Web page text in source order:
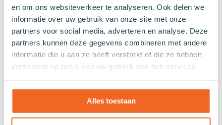
en om ons websiteverkeer te analyseren. Ook delen we
informatie over uw gebruik van onze site met onze
partners voor social media, adverteren en analyse. Deze
partners kunnen deze gegevens combineren met andere
informatie die u aan ze heeft verstrekt of die ze hebben
verzameld op basis van uw gebruik van hun services.
Alles toestaan
Huissokken
Wintersokken
Zakelijke sokken
Lengtes
Normale sokken